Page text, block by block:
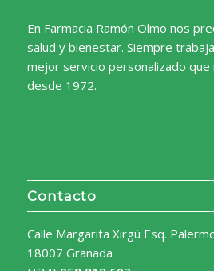
En Farmacia Ramón Olmo nos
salud y bienestar. Siempre
mejor servicio personalizado que
desde 1972.
Contacto
Calle Margarita Xirgú Esq.
18007 Granada